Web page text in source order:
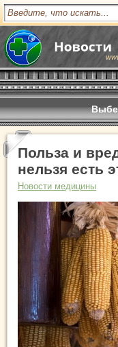
Польза и
нельзя есть
Новости медицины